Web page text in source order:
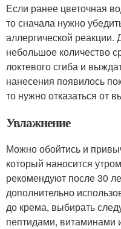
Если ранее цветочная
то сначала нужно
аллергической реакции.
небольшое количество
локтевого сгиба и
нанесения появилось
то нужно отказаться от
Увлажнение
Можно обойтись и
который наносится
рекомендуют после 30
дополнительно
до крема, выбирать
пептидами, витаминами